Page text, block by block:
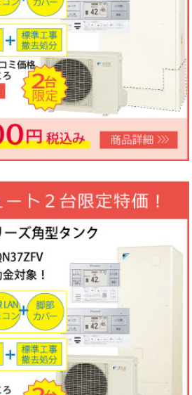
費（冷媒配管4ｍまで込）コミコミ価格
製品の値上げに伴う価格改定について
「N3WV6M」工事費コミコミ特価！今
プレゼント！3台限定コミコミ価格
、なくなり次第終了となります。
ふろ給湯器台数限定大特価！20号オート
モコンセットMFC-250V・標準工事費
証付
コミコミ価格136,800円～